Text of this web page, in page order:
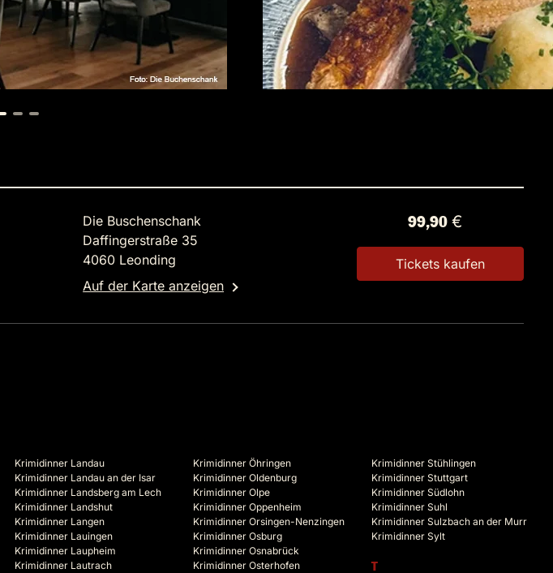
Die Buschenschank
Daffingerstraße 35
4060 Leonding
Auf der Karte anzeigen
99,90 €
Tickets kaufen
Krimidinner Landau
Krimidinner Landau an der Isar
Krimidinner Landsberg am Lech
Krimidinner Landshut
Krimidinner Langen
Krimidinner Lauingen
Krimidinner Laupheim
Krimidinner Lautrach
Krimidinner Öhringen
Krimidinner Oldenburg
Krimidinner Olpe
Krimidinner Oppenheim
Krimidinner Orsingen-Nenzingen
Krimidinner Osburg
Krimidinner Osnabrück
Krimidinner Osterhofen
Krimidinner Stühlingen
Krimidinner Stuttgart
Krimidinner Südlohn
Krimidinner Suhl
Krimidinner Sulzbach an der Murr
Krimidinner Sylt
T